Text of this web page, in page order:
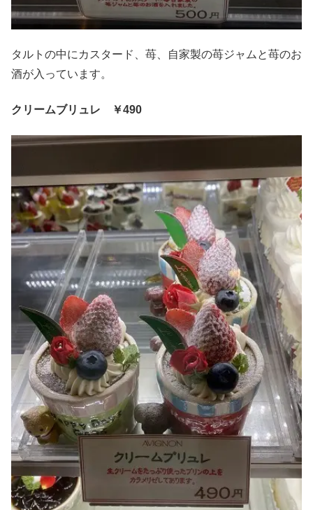
タルトの中にカスタード、苺、自家製の苺ジャムと苺のお
酒が入っています。
クリームブリュレ ￥490